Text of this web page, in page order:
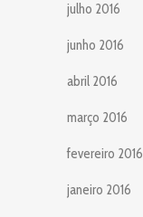
julho 2016
junho 2016
abril 2016
março 2016
fevereiro 2016
janeiro 2016